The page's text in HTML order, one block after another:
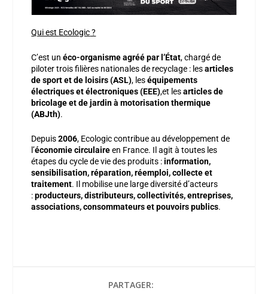
Qui est Ecologic?
C’est un éco-organisme agréé par l’État, chargé de
piloter trois filières nationales de recyclage : les articles
de sport et de loisirs (ASL), les équipements
électriques et électroniques (EEE),et les articles de
bricolage et de jardin à motorisation thermique
(ABJth).
Depuis 2006, Ecologic contribue au développement de
l’économie circulaire en France. Il agit à toutes les
étapes du cycle de vie des produits : information,
sensibilisation, réparation, réemploi, collecte et
traitement. Il mobilise une large diversité d’acteurs
: producteurs, distributeurs, collectivités, entreprises,
associations, consommateurs et pouvoirs publics.
PARTAGER: